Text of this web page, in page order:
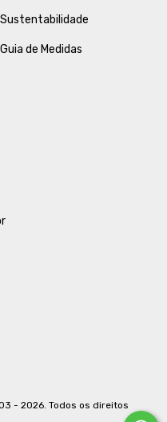
Sustentabilidade
Guia de Medidas
- 2026. Todos os direitos